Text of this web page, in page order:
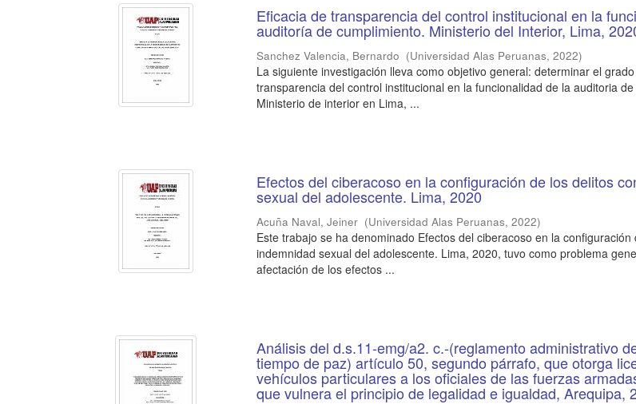
Eficacia de transparencia del control institucional en la
auditoría de cumplimiento. Ministerio del Interior, Lima,
Sanchez Valencia, Bernardo (Universidad Alas Peruanas,2022)
La siguiente investigación lleva como objetivo general: determinar el
transparencia del control institucional en la funcionalidad de la auditoria
Ministerio de interior en Lima, ...
Efectos del ciberacoso en la configuración de los delitos
sexual del adolescente. Lima, 2020
Acuña Naval, Jeiner (Universidad Alas Peruanas,2022)
Este trabajo se ha denominado Efectos del ciberacoso en la
indemnidad sexual del adolescente. Lima, 2020, tuvo como problema
afectación de los efectos ...
Análisis del d.s.11-emg/a2. c.-(reglamento administrativo
tiempo de paz) artículo 50, segundo párrafo, que otorga
vehículos particulares a los oficiales de las fuerzas
que vulnera el principio de legalidad e igualdad, Arequipa,